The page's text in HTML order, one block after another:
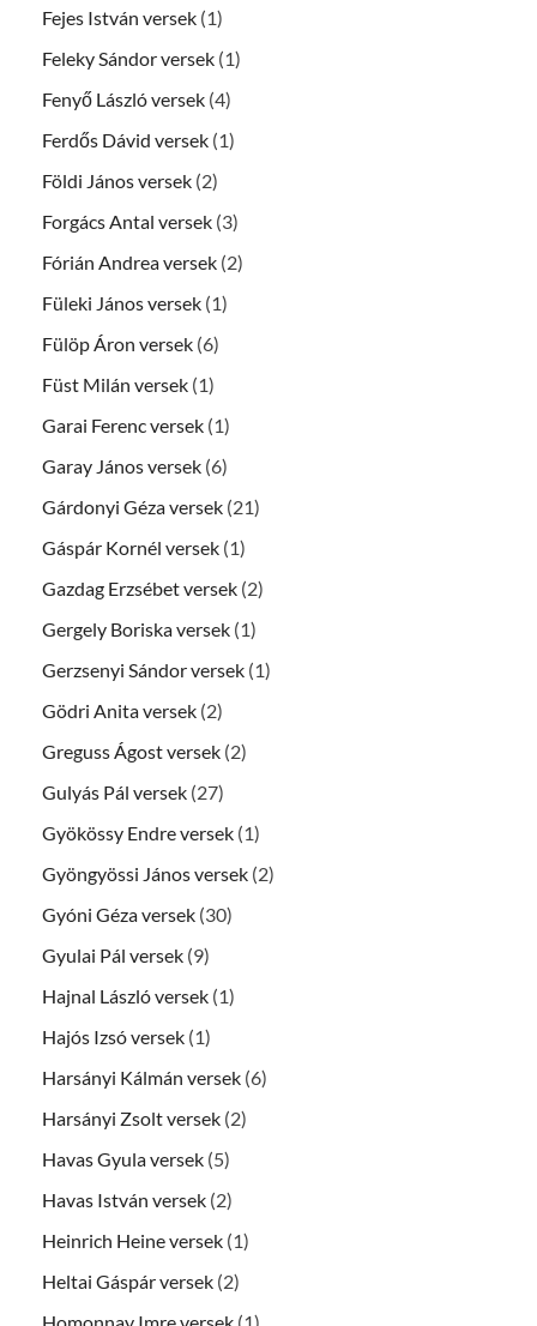
Fejes István versek (1)
Feleky Sándor versek (1)
Fenyő László versek (4)
Ferdős Dávid versek (1)
Földi János versek (2)
Forgács Antal versek (3)
Fórián Andrea versek (2)
Füleki János versek (1)
Fülöp Áron versek (6)
Füst Milán versek (1)
Garai Ferenc versek (1)
Garay János versek (6)
Gárdonyi Géza versek (21)
Gáspár Kornél versek (1)
Gazdag Erzsébet versek (2)
Gergely Boriska versek (1)
Gerzsenyi Sándor versek (1)
Gödri Anita versek (2)
Greguss Ágost versek (2)
Gulyás Pál versek (27)
Gyökössy Endre versek (1)
Gyöngyössi János versek (2)
Gyóni Géza versek (30)
Gyulai Pál versek (9)
Hajnal László versek (1)
Hajós Izsó versek (1)
Harsányi Kálmán versek (6)
Harsányi Zsolt versek (2)
Havas Gyula versek (5)
Havas István versek (2)
Heinrich Heine versek (1)
Heltai Gáspár versek (2)